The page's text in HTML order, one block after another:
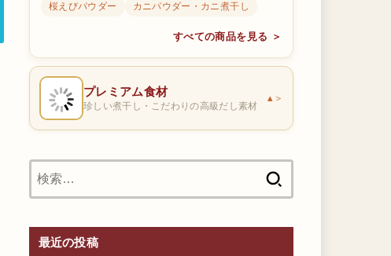
桜えびパウダー
カニパウダー・カニ煮干し
すべての商品を見る ＞
プレミアム食材
珍しい煮干し・こだわりの高級だし素材
＞
最近の投稿